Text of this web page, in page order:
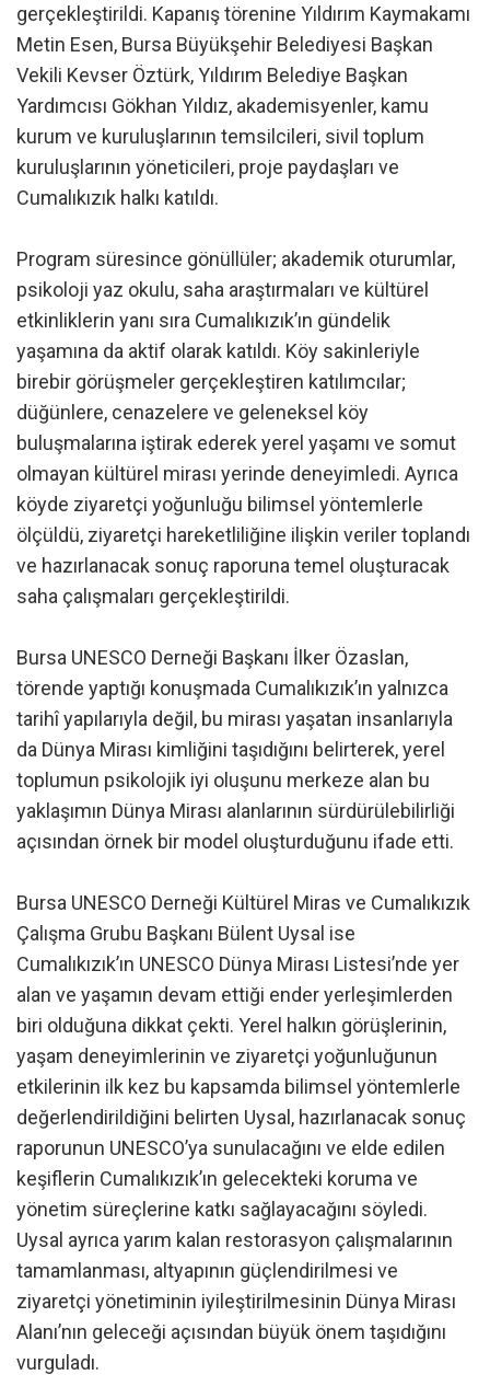
gerçekleştirildi. Kapanış törenine Yıldırım Kaymakamı
Metin Esen, Bursa Büyükşehir Belediyesi Başkan
Vekili Kevser Öztürk, Yıldırım Belediye Başkan
Yardımcısı Gökhan Yıldız, akademisyenler, kamu
kurum ve kuruluşlarının temsilcileri, sivil toplum
kuruluşlarının yöneticileri, proje paydaşları ve
Cumalıkızık halkı katıldı.
Program süresince gönüllüler; akademik oturumlar,
psikoloji yaz okulu, saha araştırmaları ve kültürel
etkinliklerin yanı sıra Cumalıkızık’ın gündelik
yaşamına da aktif olarak katıldı. Köy sakinleriyle
birebir görüşmeler gerçekleştiren katılımcılar;
düğünlere, cenazelere ve geleneksel köy
buluşmalarına iştirak ederek yerel yaşamı ve somut
olmayan kültürel mirası yerinde deneyimledi. Ayrıca
köyde ziyaretçi yoğunluğu bilimsel yöntemlerle
ölçüldü, ziyaretçi hareketliliğine ilişkin veriler toplandı
ve hazırlanacak sonuç raporuna temel oluşturacak
saha çalışmaları gerçekleştirildi.
Bursa UNESCO Derneği Başkanı İlker Özaslan,
törende yaptığı konuşmada Cumalıkızık’ın yalnızca
tarihî yapılarıyla değil, bu mirası yaşatan insanlarıyla
da Dünya Mirası kimliğini taşıdığını belirterek, yerel
toplumun psikolojik iyi oluşunu merkeze alan bu
yaklaşımın Dünya Mirası alanlarının sürdürülebilirliği
açısından örnek bir model oluşturduğunu ifade etti.
Bursa UNESCO Derneği Kültürel Miras ve Cumalıkızık
Çalışma Grubu Başkanı Bülent Uysal ise
Cumalıkızık’ın UNESCO Dünya Mirası Listesi’nde yer
alan ve yaşamın devam ettiği ender yerleşimlerden
biri olduğuna dikkat çekti. Yerel halkın görüşlerinin,
yaşam deneyimlerinin ve ziyaretçi yoğunluğunun
etkilerinin ilk kez bu kapsamda bilimsel yöntemlerle
değerlendirildiğini belirten Uysal, hazırlanacak sonuç
raporunun UNESCO’ya sunulacağını ve elde edilen
keşiflerin Cumalıkızık’ın gelecekteki koruma ve
yönetim süreçlerine katkı sağlayacağını söyledi.
Uysal ayrıca yarım kalan restorasyon çalışmalarının
tamamlanması, altyapının güçlendirilmesi ve
ziyaretçi yönetiminin iyileştirilmesinin Dünya Mirası
Alanı’nın geleceği açısından büyük önem taşıdığını
vurguladı.